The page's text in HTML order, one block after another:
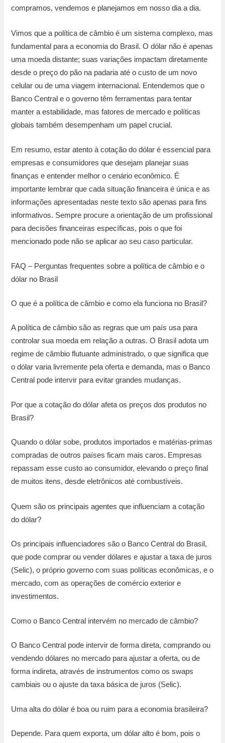
compramos, vendemos e planejamos em nosso dia a dia.
Vimos que a política de câmbio é um sistema complexo, mas
fundamental para a economia do Brasil. O dólar não é apenas
uma moeda distante; suas variações impactam diretamente
desde o preço do pão na padaria até o custo de um novo
celular ou de uma viagem internacional. Entendemos que o
Banco Central e o governo têm ferramentas para tentar
manter a estabilidade, mas fatores de mercado e políticas
globais também desempenham um papel crucial.
Em resumo, estar atento à cotação do dólar é essencial para
empresas e consumidores que desejam planejar suas
finanças e entender melhor o cenário econômico. É
importante lembrar que cada situação financeira é única e as
informações apresentadas neste texto são apenas para fins
informativos. Sempre procure a orientação de um profissional
para decisões financeiras específicas, pois o que foi
mencionado pode não se aplicar ao seu caso particular.
FAQ – Perguntas frequentes sobre a política de câmbio e o
dólar no Brasil
O que é a política de câmbio e como ela funciona no Brasil?
A política de câmbio são as regras que um país usa para
controlar sua moeda em relação a outras. O Brasil adota um
regime de câmbio flutuante administrado, o que significa que
o dólar varia livremente pela oferta e demanda, mas o Banco
Central pode intervir para evitar grandes mudanças.
Por que a cotação do dólar afeta os preços dos produtos no
Brasil?
Quando o dólar sobe, produtos importados e matérias-primas
compradas de outros países ficam mais caros. Empresas
repassam esse custo ao consumidor, elevando o preço final
de muitos itens, desde eletrônicos até combustíveis.
Quem são os principais agentes que influenciam a cotação
do dólar?
Os principais influenciadores são o Banco Central do Brasil,
que pode comprar ou vender dólares e ajustar a taxa de juros
(Selic), o próprio governo com suas políticas econômicas, e o
mercado, com as operações de comércio exterior e
investimentos.
Como o Banco Central intervém no mercado de câmbio?
O Banco Central pode intervir de forma direta, comprando ou
vendendo dólares no mercado para ajustar a oferta, ou de
forma indireta, através de instrumentos como os swaps
cambiais ou o ajuste da taxa básica de juros (Selic).
Uma alta do dólar é boa ou ruim para a economia brasileira?
Depende. Para quem exporta, um dólar alto é bom, pois o